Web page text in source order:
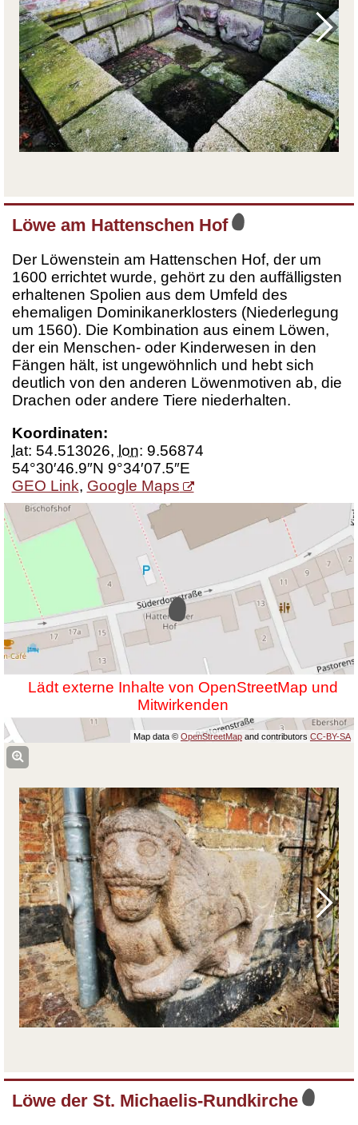
Löwe am Hattenschen Hof
Der Löwenstein am Hattenschen Hof, der um
1600 errichtet wurde, gehört zu den auffälligsten
erhaltenen Spolien aus dem Umfeld des
ehemaligen Dominikanerklosters (Niederlegung
um 1560). Die Kombination aus einem Löwen,
der ein Menschen- oder Kinderwesen in den
Fängen hält, ist ungewöhnlich und hebt sich
deutlich von den anderen Löwenmotiven ab, die
Drachen oder andere Tiere niederhalten.
Koordinaten:
lat: 54.513026, lon: 9.56874
54°30′46.9″N 9°34′07.5″E
GEO Link, Google Maps
Map data © OpenStreetMap and contributors CC-BY-SA
Lädt externe Inhalte von OpenStreetMap und
Mitwirkenden
Löwe der St. Michaelis-Rundkirche